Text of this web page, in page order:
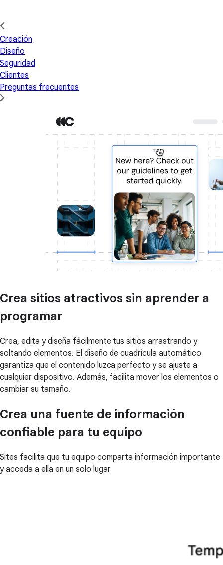
Creación
Diseño
Seguridad
Clientes
Preguntas frecuentes
Crea sitios atractivos sin aprender a
programar
Crea, edita y diseña fácilmente tus sitios arrastrando y
soltando elementos. El diseño de cuadrícula automático
garantiza que el contenido luzca perfecto y se ajuste a
cualquier dispositivo. Además, facilita mover los elementos o
cambiar su tamaño.
Crea una fuente de información
confiable para tu equipo
Sites facilita que tu equipo comparta información importante
y acceda a ella en un solo lugar.